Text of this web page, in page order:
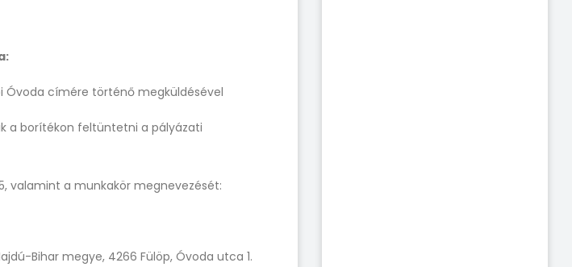
címére történő megküldésével
a borítékon feltüntetni a pályázati
a munkakör megnevezését:
Bihar megye, 4266 Fülöp, Óvoda utca 1.